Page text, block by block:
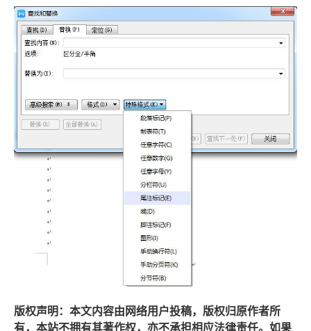
版权声明：本文内容由网络用户投稿，版权归原作者所
有，本站不拥有其著作权，亦不承担相应法律责任。如果